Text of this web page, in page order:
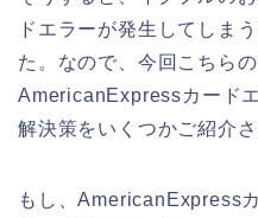
ドエラーが発生してしま
た。なので、今回こちら
AmericanExpressカード
解決策をいくつかご紹介
もし、AmericanExpress